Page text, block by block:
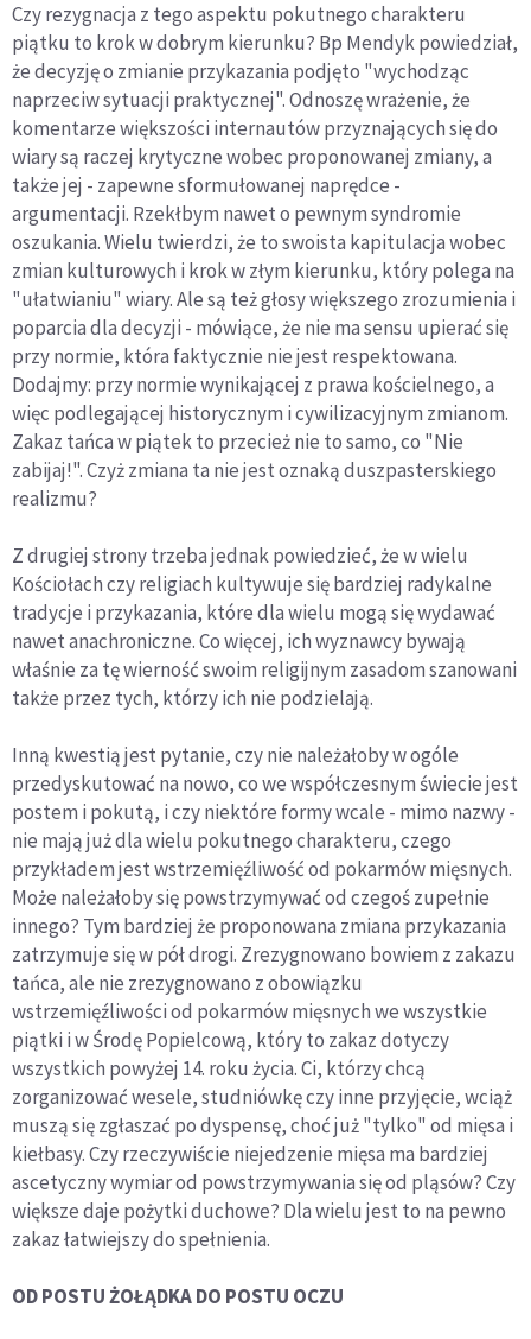
Czy rezygnacja z tego aspektu pokutnego charakteru
piątku to krok w dobrym kierunku? Bp Mendyk powiedział,
że decyzję o zmianie przykazania podjęto "wychodząc
naprzeciw sytuacji praktycznej". Odnoszę wrażenie, że
komentarze większości internautów przyznających się do
wiary są raczej krytyczne wobec proponowanej zmiany, a
także jej - zapewne sformułowanej naprędce -
argumentacji. Rzekłbym nawet o pewnym syndromie
oszukania. Wielu twierdzi, że to swoista kapitulacja wobec
zmian kulturowych i krok w złym kierunku, który polega na
"ułatwianiu" wiary. Ale są też głosy większego zrozumienia i
poparcia dla decyzji - mówiące, że nie ma sensu upierać się
przy normie, która faktycznie nie jest respektowana.
Dodajmy: przy normie wynikającej z prawa kościelnego, a
więc podlegającej historycznym i cywilizacyjnym zmianom.
Zakaz tańca w piątek to przecież nie to samo, co "Nie
zabijaj!". Czyż zmiana ta nie jest oznaką duszpasterskiego
realizmu?
Z drugiej strony trzeba jednak powiedzieć, że w wielu
Kościołach czy religiach kultywuje się bardziej radykalne
tradycje i przykazania, które dla wielu mogą się wydawać
nawet anachroniczne. Co więcej, ich wyznawcy bywają
właśnie za tę wierność swoim religijnym zasadom szanowani
także przez tych, którzy ich nie podzielają.
Inną kwestią jest pytanie, czy nie należałoby w ogóle
przedyskutować na nowo, co we współczesnym świecie jest
postem i pokutą, i czy niektóre formy wcale - mimo nazwy -
nie mają już dla wielu pokutnego charakteru, czego
przykładem jest wstrzemięźliwość od pokarmów mięsnych.
Może należałoby się powstrzymywać od czegoś zupełnie
innego? Tym bardziej że proponowana zmiana przykazania
zatrzymuje się w pół drogi. Zrezygnowano bowiem z zakazu
tańca, ale nie zrezygnowano z obowiązku
wstrzemięźliwości od pokarmów mięsnych we wszystkie
piątki i w Środę Popielcową, który to zakaz dotyczy
wszystkich powyżej 14. roku życia. Ci, którzy chcą
zorganizować wesele, studniówkę czy inne przyjęcie, wciąż
muszą się zgłaszać po dyspensę, choć już "tylko" od mięsa i
kiełbasy. Czy rzeczywiście niejedzenie mięsa ma bardziej
ascetyczny wymiar od powstrzymywania się od pląsów? Czy
większe daje pożytki duchowe? Dla wielu jest to na pewno
zakaz łatwiejszy do spełnienia.
OD POSTU ŻOŁĄDKA DO POSTU OCZU